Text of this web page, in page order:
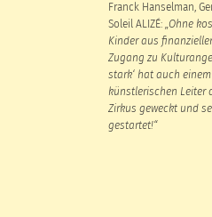
Franck Hanselman,
Soleil ALIZÉ: „Ohne
Kinder aus
Zugang zu
stark‘ hat auch
künstlerischen Leiter
Zirkus geweckt und
gestartet!“